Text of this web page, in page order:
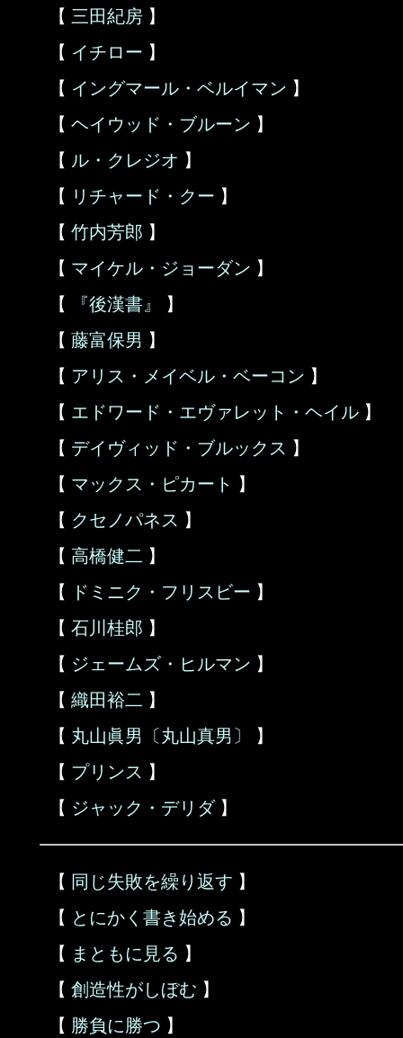
【 三田紀房 】
【 イチロー 】
【 イングマール・ベルイマン 】
【 ヘイウッド・ブルーン 】
【 ル・クレジオ 】
【 リチャード・クー 】
【 竹内芳郎 】
【 マイケル・ジョーダン 】
【
『後漢書』
】
【 藤富保男 】
【 アリス・メイベル・ベーコン 】
【 エドワード・エヴァレット・ヘイル 】
【 デイヴィッド・ブルックス 】
【 マックス・ピカート 】
【 クセノパネス 】
【 高橋健二 】
【
ドミニク・フリスビー 】
【 石川桂郎 】
【 ジェームズ・ヒルマン 】
【 織田裕二 】
【 丸山眞男〔丸山真男〕
】
【 プリンス 】
【 ジャック・デリダ】
【 同じ失敗を繰り返す 】
【 とにかく書き始める 】
【 まともに見る 】
【 創造性がしぼむ 】
【 勝負に勝つ 】